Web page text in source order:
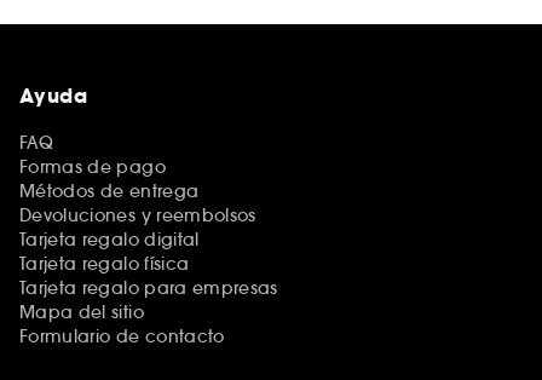
Ayuda
FAQ
Formas de pago
Métodos de entrega
Devoluciones y reembolsos
Tarjeta regalo digital
Tarjeta regalo física
Tarjeta regalo para empresas
Mapa del sitio
Formulario de contacto